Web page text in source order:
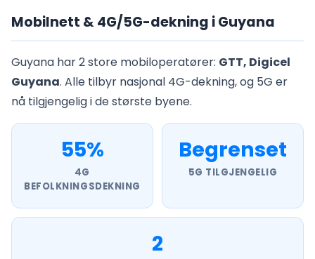
Mobilnett & 4G/5G-dekning i Guyana
Guyana har 2 store mobiloperatører: GTT, Digicel
Guyana. Alle tilbyr nasjonal 4G-dekning, og 5G er
nå tilgjengelig i de største byene.
55%
4G
BEFOLKNINGSDEKNING
Begrenset
5G TILGJENGELIG
2